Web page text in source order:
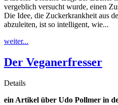
vergeblich versucht wurde, einen
Die Idee, die Zuckerkrankheit aus
abzuleiten, ist so intelligent, wie...
weiter...
Der Veganerfresser
Details
ein Artikel über Udo Pollmer in